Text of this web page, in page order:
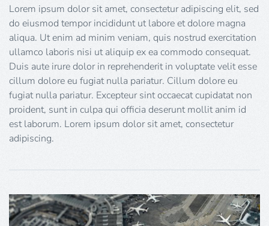
Lorem ipsum dolor sit amet, consectetur adipiscing elit, sed
do eiusmod tempor incididunt ut labore et dolore magna
aliqua. Ut enim ad minim veniam, quis nostrud exercitation
ullamco laboris nisi ut aliquip ex ea commodo consequat.
Duis aute irure dolor in reprehenderit in voluptate velit esse
cillum dolore eu fugiat nulla pariatur. Cillum dolore eu
fugiat nulla pariatur. Excepteur sint occaecat cupidatat non
proident, sunt in culpa qui officia deserunt mollit anim id
est laborum. Lorem ipsum dolor sit amet, consectetur
adipiscing.